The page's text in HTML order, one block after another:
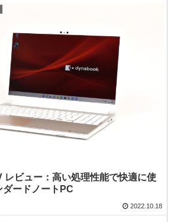
ビュー：高い処理性能で快適に使
ダードノートPC
2022.10.18